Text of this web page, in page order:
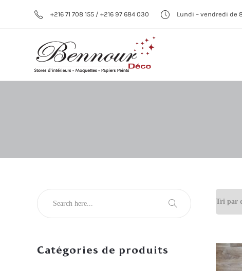
+216 71 708 155 / +216 97 684 030 Lundi – vendredi de
Catégories de produits